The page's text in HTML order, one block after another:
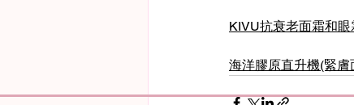
KIVU抗衰老面霜和眼
海洋膠原直升機(緊膚